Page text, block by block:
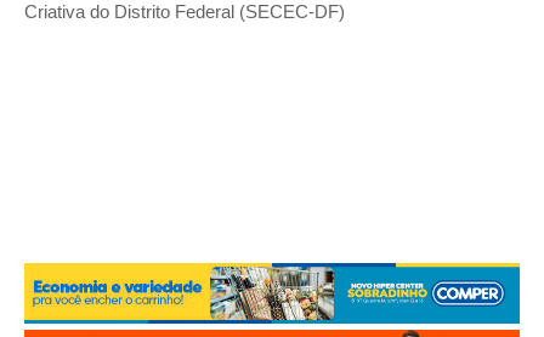
Criativa do Distrito Federal (SECEC-DF)